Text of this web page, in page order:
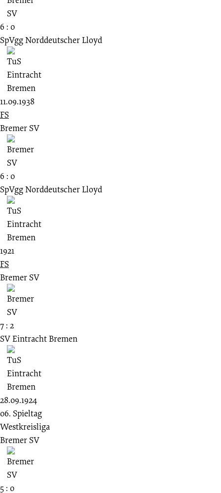
6 : 0
SpVgg Norddeutscher Lloyd
11.09.1938
FS
Bremer SV
6 : 0
SpVgg Norddeutscher Lloyd
1921
FS
Bremer SV
7 : 2
SV Eintracht Bremen
28.09.1924
06. Spieltag
Westkreisliga
Bremer SV
5 : 0